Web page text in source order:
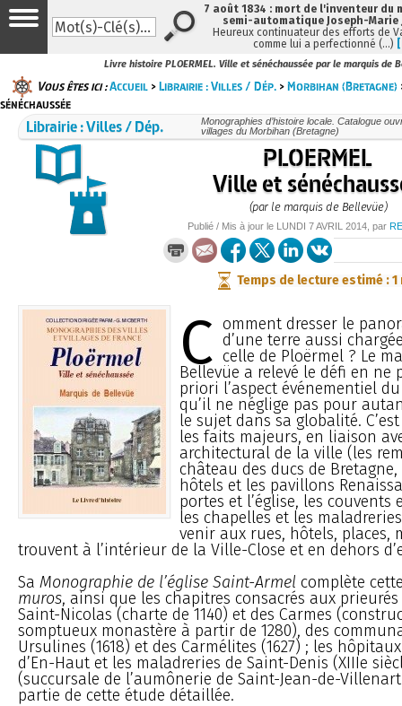
Livre histoire PLOERMEL. Ville et sénéchaussée par le marquis de
Vous êtes ici :Accueil >Librairie : Villes / Dép. >Morbihan (Bretagne)
sénéchaussée
Librairie : Villes / Dép.
Monographies d’histoire locale. Catalogue
villages du Morbihan (Bretagne)
PLOERMEL
Ville et
(par le marquis de Bellevüe)
Publié / Mis à jour le LUNDI 7 AVRIL 2014 , par
Temps de lecture estimé : 1
C omment dresser le
d’une terre aussi
celle de Ploërmel ? Le
Bellevüe a relevé le défi en ne
priori l’aspect événementiel
qu’il ne néglige pas pour
le sujet dans sa globalité.
les faits majeurs, en liaison
architectural de la ville (les
château des ducs de
hôtels et les pavillons
portes et l’église, les couvents
les chapelles et les
venir aux rues, hôtels, places,
trouvent à l’intérieur de la Ville-Close et en dehors
Sa Monographie de l’église Saint-Armel complète
muros, ainsi que les chapitres consacrés aux prieurés
Saint-Nicolas (charte de 1140) et des Carmes
somptueux monastère à partir de 1280), des
Ursulines (1618) et des Carmélites (1627) ; les
d’En-Haut et les maladreries de Saint-Denis (XIIIe
(succursale de l’aumônerie de Saint-Jean-de-
partie de cette étude détaillée.
7 août 1834 : mort de l'inventeur du
semi-automatique Joseph-Marie
Heureux continuateur des efforts de
comme lui a perfectionné (…)